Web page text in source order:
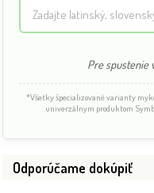
Pre spustenie
*Všetky špecializované varianty
univerzálnym produktom
Odporúčame dokúpiť